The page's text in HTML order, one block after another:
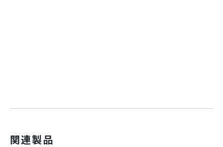
動画
現在動画はありません。
関連製品